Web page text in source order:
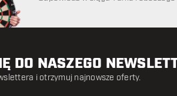
DO NASZEGO
i otrzymuj najnowsze oferty.